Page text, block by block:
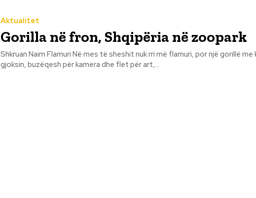
Aktualitet
Gorilla në fron, Shqipëria në zoopark
Shkruan Naim Flamuri Në mes të sheshit nuk rri më flamuri, por një gorillë me kollare. Rreh
gjoksin, buzëqesh për kamera dhe flet për art,...